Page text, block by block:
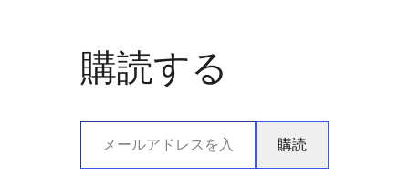
購読する
メールアドレスを入力…
購読